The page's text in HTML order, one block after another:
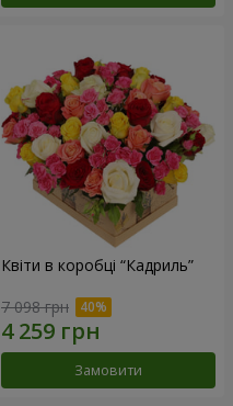
Квіти в коробці “Кадриль”
7 098 грн
Замовити